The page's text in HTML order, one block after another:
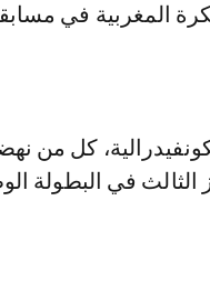
المغربية في
كل من
في البطولة